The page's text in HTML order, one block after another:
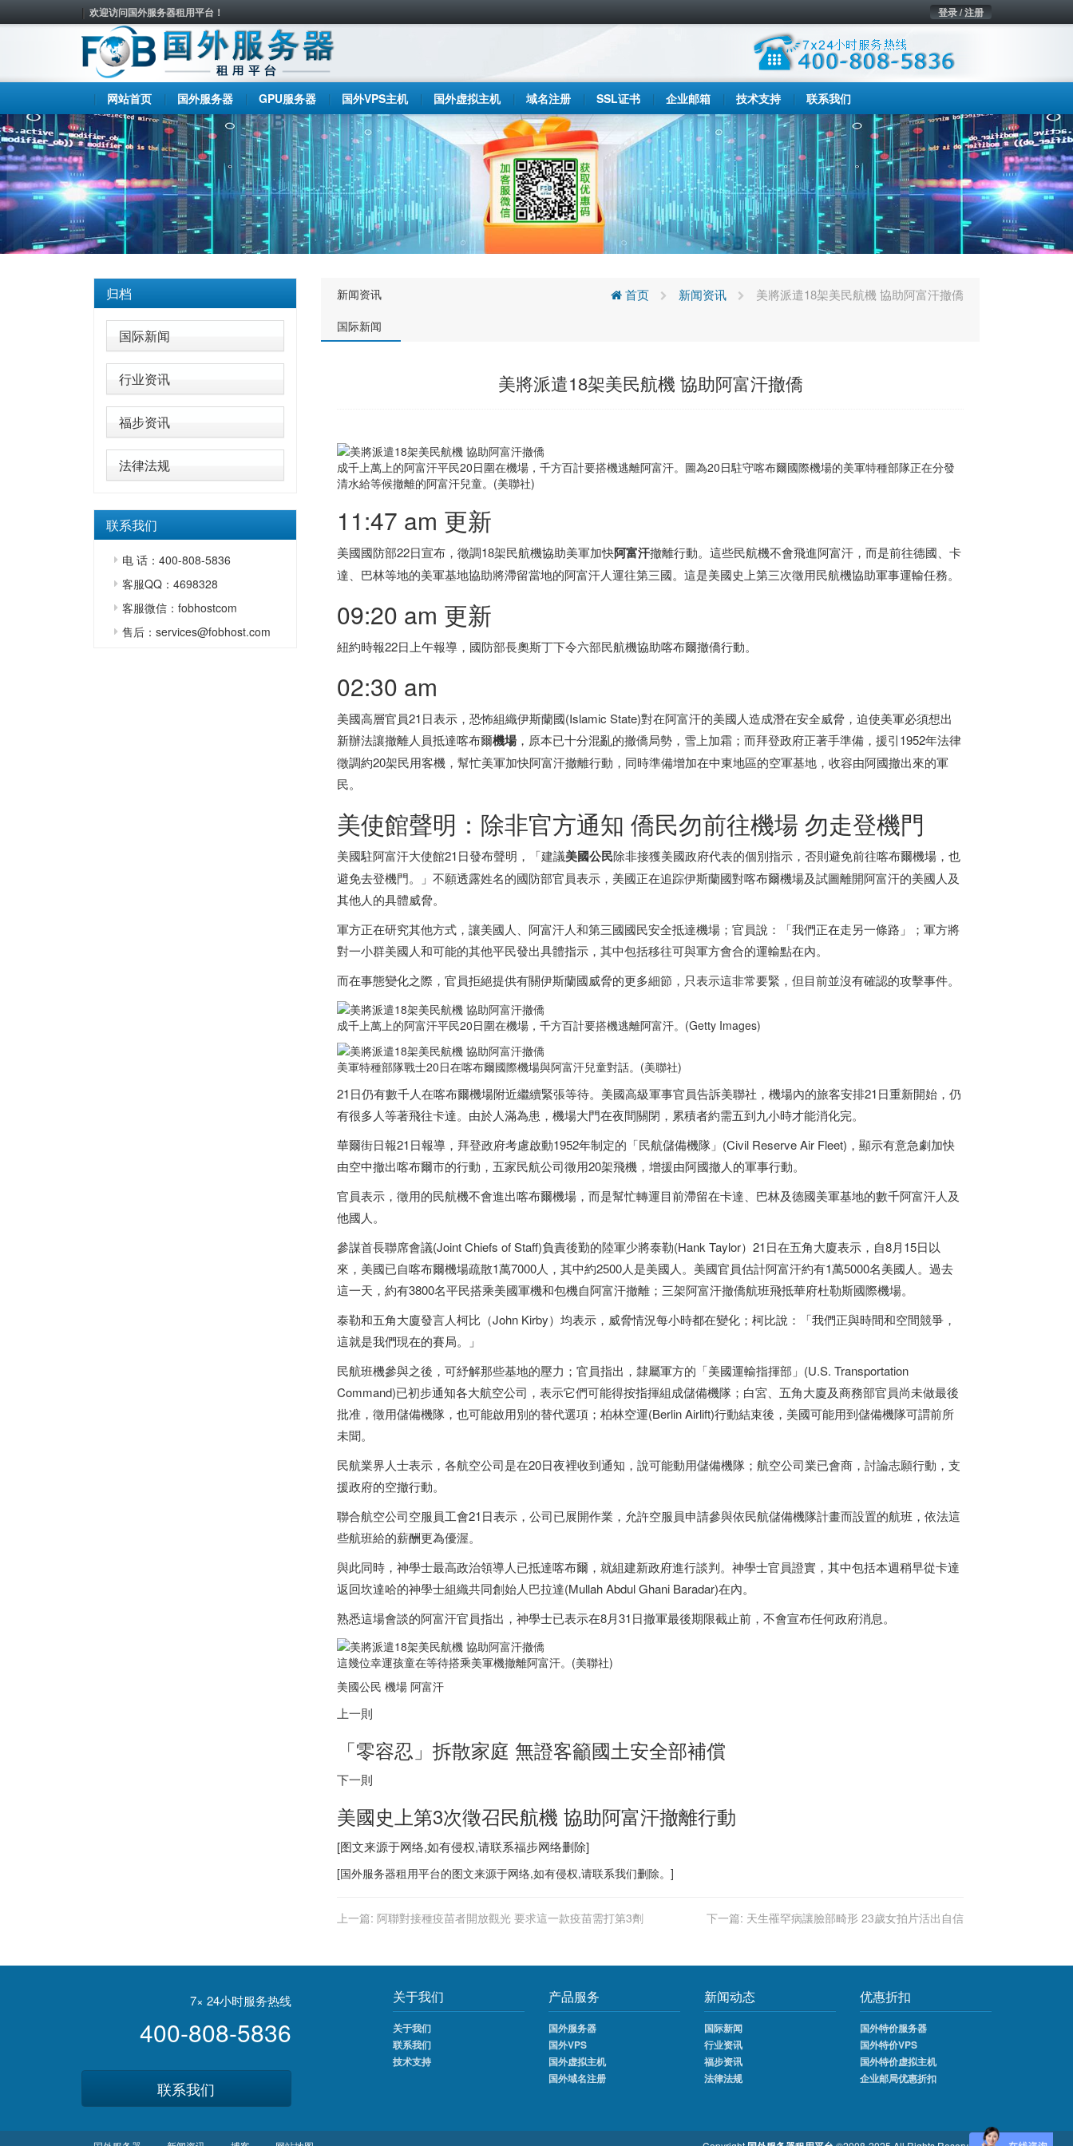
欢迎访问国外服务器租用平台！ 登录 / 注册
网站首页 国外服务器 GPU服务器 国外VPS主机 国外虚拟主机 域名注册 SSL证书 企业邮箱 技术支持 联系我们
归档
国际新闻
行业资讯
福步资讯
法律法规
联系我们
电 话：400-808-5836
客服QQ：4698328
客服微信：fobhostcom
售后：services@fobhost.com
新闻资讯
国际新闻
首页 新闻资讯 美將派遣18架美民航機 協助阿富汗撤僑
美將派遣18架美民航機 協助阿富汗撤僑
成千上萬上的阿富汗平民20日圍在機場，千方百計要搭機逃離阿富汗。圖為20日駐守喀布爾國際機場的美軍特種部隊正在分發
清水給等候撤離的阿富汗兒童。(美聯社)
11:47 am 更新
美國國防部22日宣布，徵調18架民航機協助美軍加快阿富汗撤離行動。這些民航機不會飛進阿富汗，而是前往德國、卡
達、巴林等地的美軍基地協助將滯留當地的阿富汗人運往第三國。這是美國史上第三次徵用民航機協助軍事運輸任務。
09:20 am 更新
紐約時報22日上午報導，國防部長奧斯丁下令六部民航機協助喀布爾撤僑行動。
02:30 am
美國高層官員21日表示，恐怖組織伊斯蘭國(Islamic State)對在阿富汗的美國人造成潛在安全威脅，迫使美軍必須想出
新辦法讓撤離人員抵達喀布爾機場，原本已十分混亂的撤僑局勢，雪上加霜；而拜登政府正著手準備，援引1952年法律
徵調約20架民用客機，幫忙美軍加快阿富汗撤離行動，同時準備增加在中東地區的空軍基地，收容由阿國撤出來的軍
民。
美使館聲明：除非官方通知 僑民勿前往機場 勿走登機門
美國駐阿富汗大使館21日發布聲明，「建議美國公民除非接獲美國政府代表的個別指示，否則避免前往喀布爾機場，也
避免去登機門。」不願透露姓名的國防部官員表示，美國正在追踪伊斯蘭國對喀布爾機場及試圖離開阿富汗的美國人及
其他人的具體威脅。
軍方正在研究其他方式，讓美國人、阿富汗人和第三國國民安全抵達機場；官員說：「我們正在走另一條路」；軍方將
對一小群美國人和可能的其他平民發出具體指示，其中包括移往可與軍方會合的運輸點在內。
而在事態變化之際，官員拒絕提供有關伊斯蘭國威脅的更多細節，只表示這非常要緊，但目前並沒有確認的攻擊事件。
成千上萬上的阿富汗平民20日圍在機場，千方百計要搭機逃離阿富汗。(Getty Images)
美軍特種部隊戰士20日在喀布爾國際機場與阿富汗兒童對話。(美聯社)
21日仍有數千人在喀布爾機場附近繼續緊張等待。美國高級軍事官員告訴美聯社，機場內的旅客安排21日重新開始，仍
有很多人等著飛往卡達。由於人滿為患，機場大門在夜間關閉，累積者約需五到九小時才能消化完。
華爾街日報21日報導，拜登政府考慮啟動1952年制定的「民航儲備機隊」(Civil Reserve Air Fleet)，顯示有意急劇加快
由空中撤出喀布爾市的行動，五家民航公司徵用20架飛機，增援由阿國撤人的軍事行動。
官員表示，徵用的民航機不會進出喀布爾機場，而是幫忙轉運目前滯留在卡達、巴林及德國美軍基地的數千阿富汗人及
他國人。
參謀首長聯席會議(Joint Chiefs of Staff)負責後勤的陸軍少將泰勒(Hank Taylor）21日在五角大廈表示，自8月15日以
來，美國已自喀布爾機場疏散1萬7000人，其中約2500人是美國人。美國官員估計阿富汗約有1萬5000名美國人。過去
這一天，約有3800名平民搭乘美國軍機和包機自阿富汗撤離；三架阿富汗撤僑航班飛抵華府杜勒斯國際機場。
泰勒和五角大廈發言人柯比（John Kirby）均表示，威脅情況每小時都在變化；柯比說：「我們正與時間和空間競爭，
這就是我們現在的賽局。」
民航班機參與之後，可紓解那些基地的壓力；官員指出，隸屬軍方的「美國運輸指揮部」(U.S. Transportation
Command)已初步通知各大航空公司，表示它們可能得按指揮組成儲備機隊；白宮、五角大廈及商務部官員尚未做最後
批准，徵用儲備機隊，也可能啟用別的替代選項；柏林空運(Berlin Airlift)行動結束後，美國可能用到儲備機隊可謂前所
未聞。
民航業界人士表示，各航空公司是在20日夜裡收到通知，說可能動用儲備機隊；航空公司業已會商，討論志願行動，支
援政府的空撤行動。
聯合航空公司空服員工會21日表示，公司已展開作業，允許空服員申請參與依民航儲備機隊計畫而設置的航班，依法這
些航班給的薪酬更為優渥。
與此同時，神學士最高政治領導人已抵達喀布爾，就組建新政府進行談判。神學士官員證實，其中包括本週稍早從卡達
返回坎達哈的神學士組織共同創始人巴拉達(Mullah Abdul Ghani Baradar)在內。
熟悉這場會談的阿富汗官員指出，神學士已表示在8月31日撤軍最後期限截止前，不會宣布任何政府消息。
這幾位幸運孩童在等待搭乘美軍機撤離阿富汗。(美聯社)
美國公民 機場 阿富汗
上一則
「零容忍」拆散家庭 無證客籲國土安全部補償
下一則
美國史上第3次徵召民航機 協助阿富汗撤離行動
[图文来源于网络,如有侵权,请联系福步网络删除]
[国外服务器租用平台的图文来源于网络,如有侵权,请联系我们删除。]
上一篇: 阿聯對接種疫苗者開放觀光 要求這一款疫苗需打第3劑 下一篇: 天生罹罕病讓臉部畸形 23歲女拍片活出自信
7× 24小时服务热线
400-808-5836
联系我们
关于我们
关于我们
联系我们
技术支持
产品服务
国外服务器
国外VPS
国外虚拟主机
国外域名注册
新闻动态
国际新闻
行业资讯
福步资讯
法律法规
优惠折扣
国外特价服务器
国外特价VPS
国外特价虚拟主机
企业邮局优惠折扣